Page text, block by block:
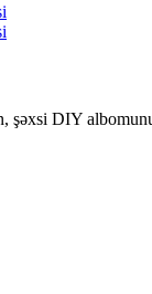
DIY